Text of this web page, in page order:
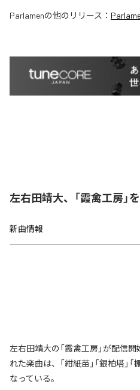
Parlamenの他のリリース：
左右田靖大、「霞禽工房」
新曲情報
左右田靖大の「霞禽工房」が配信
れた楽曲は、「紺紙苗」「銀柏塔」
なっている。